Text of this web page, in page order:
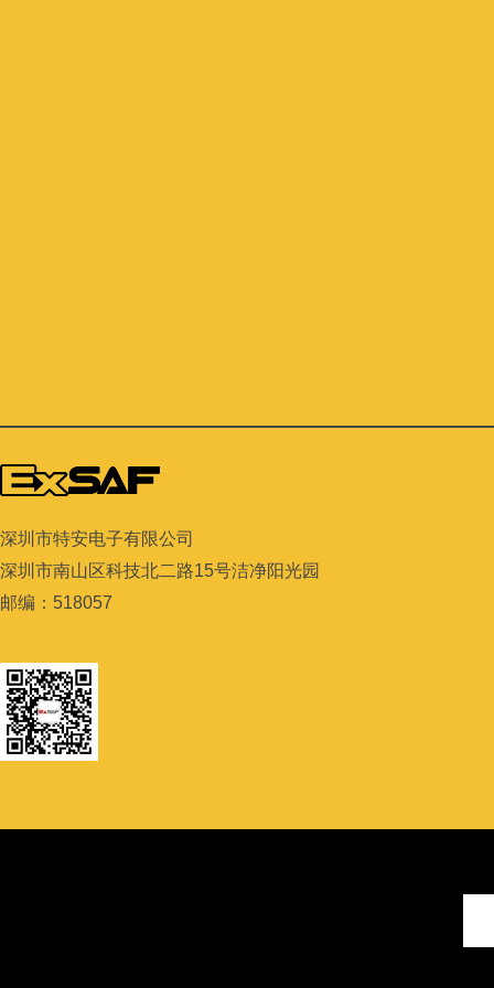
深圳市特安电子有限公司
深圳市南山区科技北二路15号洁净阳光园
邮编： 518057